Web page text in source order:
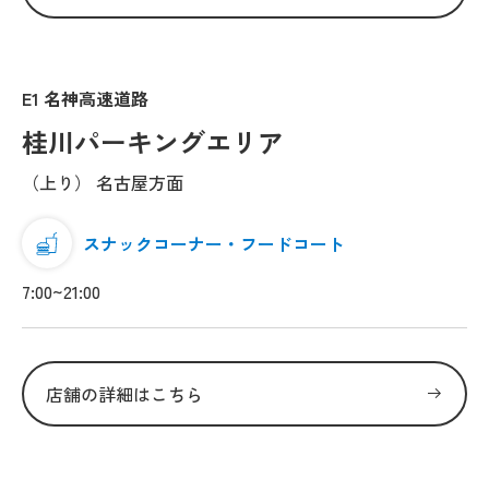
E1 名神高速道路
桂川パーキングエリア
（上り） 名古屋方面
スナックコーナー・フードコート
7:00~21:00
店舗の詳細はこちら